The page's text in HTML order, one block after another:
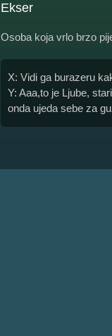
Ekser
Osoba koja vrlo brzo
X: Vidi ga burazeru
Y: Aaa,to je Ljube,
onda ujeda sebe za